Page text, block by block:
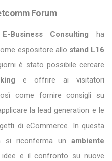
Forum
Business Consultingha
espositore allo stand L16
è stato possibile cercare
e offrire ai visitatori
come fornire consigli su
la lead generation e le
di eCommerce. In questa
si riconferma un ambiente
e il confronto su nuove